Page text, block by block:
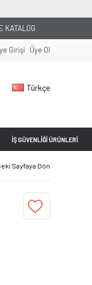
KATALOG
Girişi Üye Ol
Türkçe
İŞ GÜVENLİĞİ ÜRÜNLERİ
Sayfaya Dön